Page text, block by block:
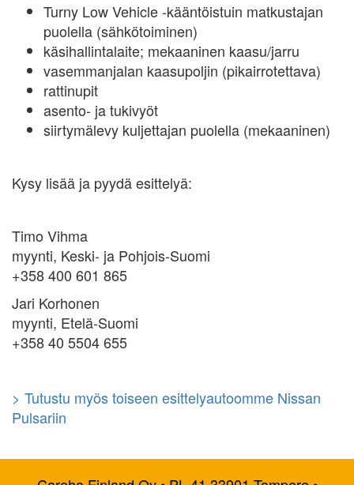
Turny Low Vehicle -kääntöistuin matkustajan
puolella (sähkötoiminen)
käsihallintalaite; mekaaninen kaasu/jarru
vasemmanjalan kaasupoljin (pikairrotettava)
rattinupit
asento- ja tukivyöt
siirtymälevy kuljettajan puolella (mekaaninen)
Kysy lisää ja pyydä esittelyä:
Timo Vihma
myynti, Keski- ja Pohjois-Suomi
+358 400 601 865
Jari Korhonen
myynti, Etelä-Suomi
+358 40 5504 655
> Tutustu myös toiseen esittelyautoomme Nissan
Pulsariin